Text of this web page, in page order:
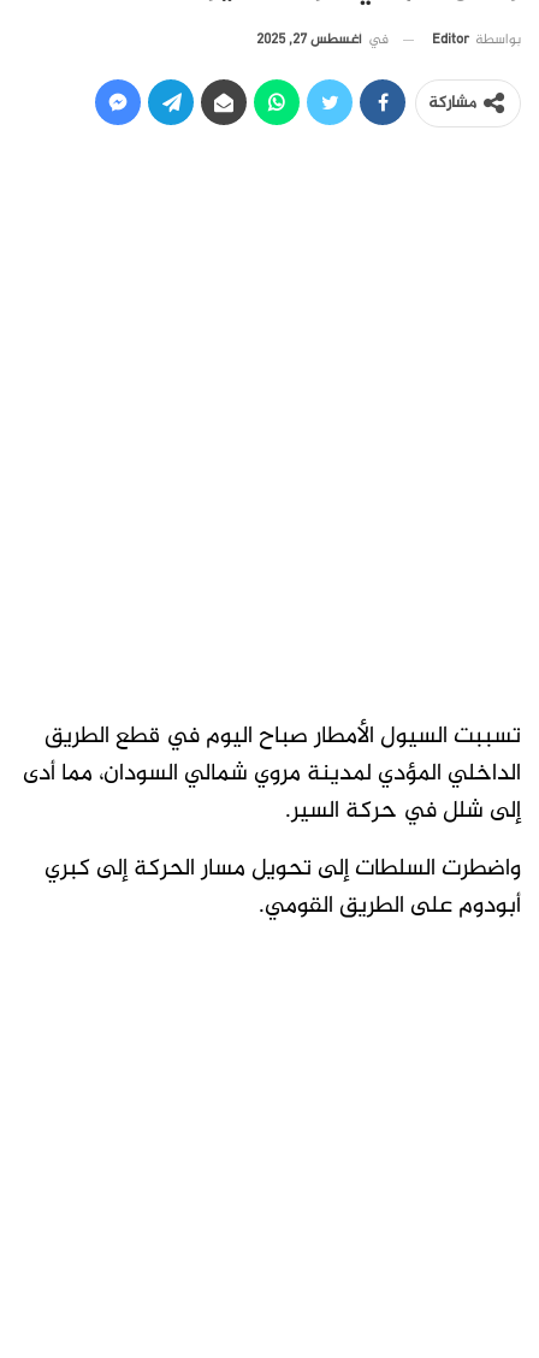
بواسطة Editor في أغسطس 27, 2025
مشاركة
تسببت السيول الأمطار صباح اليوم في قطع الطريق
الداخلي المؤدي لمدينة مروي شمالي السودان، مما أدى
إلى شلل في حركة السير.
واضطرت السلطات إلى تحويل مسار الحركة إلى كبري
أبودوم على الطريق القومي.